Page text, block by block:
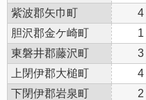
紫波郡矢巾町
4
胆沢郡金ケ崎町
1
東磐井郡藤沢町
3
上閉伊郡大槌町
4
下閉伊郡岩泉町
2